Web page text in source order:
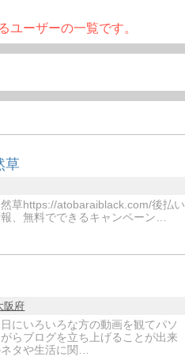
ユーザーの一覧です。
草
草https://atobaraiblack.com/後払い
、無料でできるキャンペーン…
阪府
にいろいろな方の動画を観てパソ
らブログを立ち上げることが出来
タや生活に関…